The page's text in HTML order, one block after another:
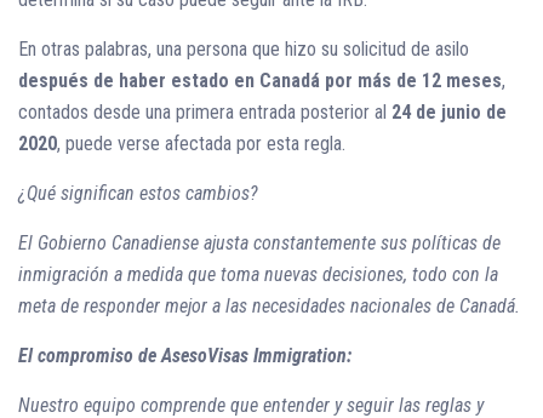
En otras palabras, una persona que hizo su solicitud de asilo
después de haber estado en Canadá por más de 12 meses,
contados desde una primera entrada posterior al 24 de junio de
2020, puede verse afectada por esta regla.
¿Qué significan estos cambios?
El Gobierno Canadiense ajusta constantemente sus políticas de
inmigración a medida que toma nuevas decisiones, todo con la
meta de responder mejor a las necesidades nacionales de Canadá.
El compromiso de AsesoVisas Immigration:
Nuestro equipo comprende que entender y seguir las reglas y